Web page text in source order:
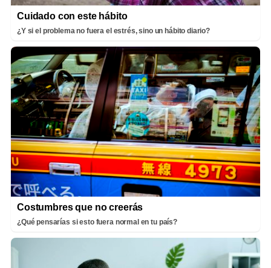
Cuidado con este hábito
¿Y si el problema no fuera el estrés, sino un hábito diario?
Costumbres que no creerás
¿Qué pensarías si esto fuera normal en tu país?